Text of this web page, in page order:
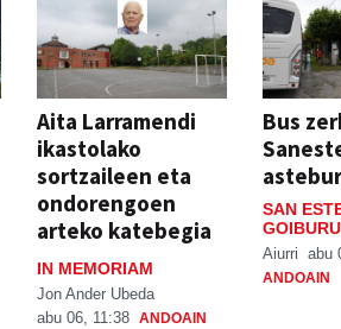
Aita Larramendi
ikastolako
sortzaileen eta
ondorengoen
arteko katebegia
IN MEMORIAM
Jon Ander Ubeda
abu 06, 11:38 ANDOAIN
Bus
SAN
Aiurri abu
ANDOAIN